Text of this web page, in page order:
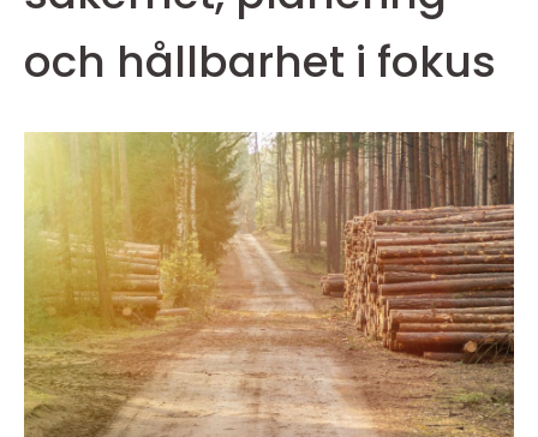
och hållbarhet i fokus